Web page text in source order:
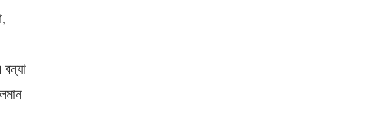
বন্যা